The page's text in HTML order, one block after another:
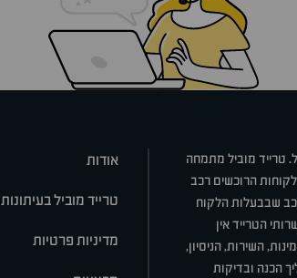
טרייד מוביל מתמחה
הרוכשים רכב
שבבעלות הלקוח
הטרייד אין
השירות, הניסיון,
הכנה ובדיקות
אודות
טרייד מוביל בעיתונות
מדיניות פרטיות